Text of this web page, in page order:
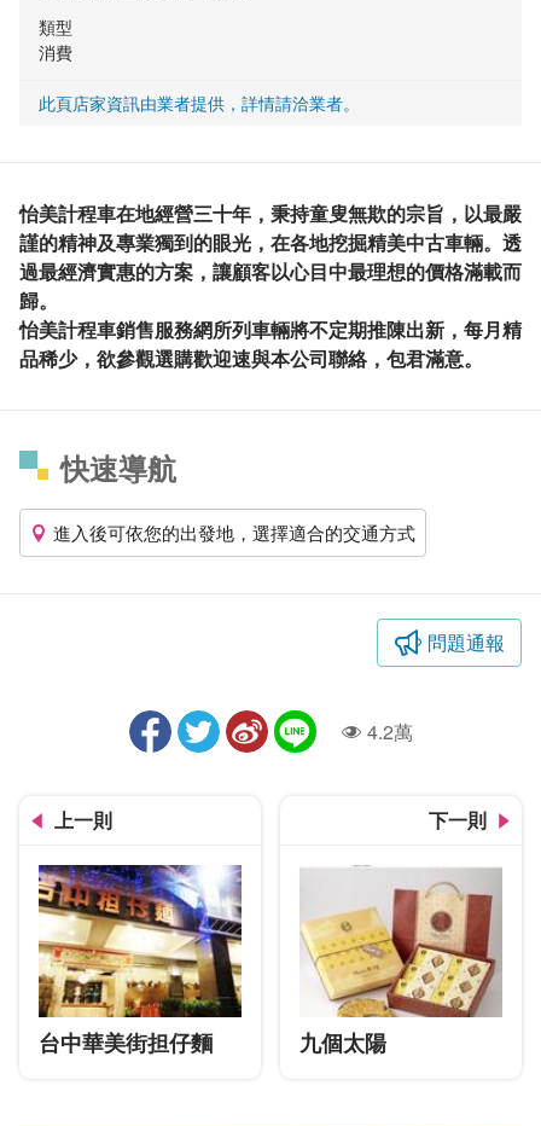
類型
消費
此頁店家資訊由業者提供，詳情請洽業者。
怡美計程車在地經營三十年，秉持童叟無欺的宗旨，以最嚴
謹的精神及專業獨到的眼光，在各地挖掘精美中古車輛。透
過最經濟實惠的方案，讓顧客以心目中最理想的價格滿載而
歸。
怡美計程車銷售服務網所列車輛將不定期推陳出新，每月精
品稀少，欲參觀選購歡迎速與本公司聯絡，包君滿意。
快速導航
進入後可依您的出發地，選擇適合的交通方式
問題通報
人氣4.2萬
上一則
台中華美街担仔麵
下一則
九個太陽